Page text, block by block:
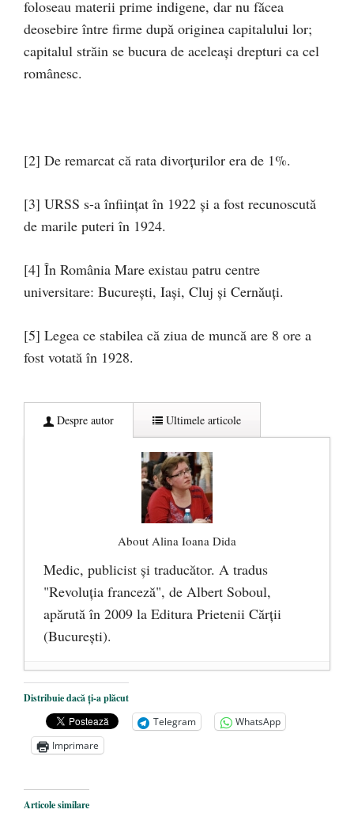
foloseau materii prime indigene, dar nu făcea
deosebire între firme după originea capitalului lor;
capitalul străin se bucura de aceleaşi drepturi ca cel
românesc.
[2] De remarcat că rata divorţurilor era de 1%.
[3] URSS s-a înfiinţat în 1922 şi a fost recunoscută
de marile puteri în 1924.
[4] În România Mare existau patru centre
universitare: Bucureşti, Iaşi, Cluj şi Cernăuţi.
[5] Legea ce stabilea că ziua de muncă are 8 ore a
fost votată în 1928.
Despre autor Ultimele articole
About Alina Ioana Dida
Medic, publicist şi traducător. A tradus
"Revoluţia franceză", de Albert Soboul,
apărută în 2009 la Editura Prietenii Cărţii
(Bucureşti).
Ceva despre pandemie
O carte despre embrionul uman, ca
persoană ce trebuie apărată - 8 octombrie
2019
împlinește 140 de ani de la înființare
Distribuie dacă ți-a plăcut
Telegram
WhatsApp
Imprimare
Articole similare